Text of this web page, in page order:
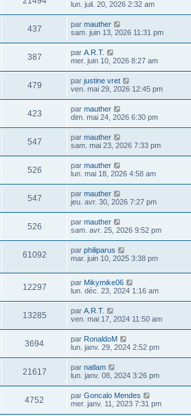
lun. juil. 20, 2026 2:32 am
437 par mauther
sam. juin 13, 2026 11:31 pm
387 par A.R.T.
mer. juin 10, 2026 8:27 am
479 par justine vret
ven. mai 29, 2026 12:45 pm
423 par mauther
dim. mai 24, 2026 6:30 pm
547 par mauther
sam. mai 23, 2026 7:33 pm
526 par mauther
lun. mai 18, 2026 4:58 am
547 par mauther
jeu. avr. 30, 2026 7:27 pm
526 par mauther
sam. avr. 25, 2026 9:52 pm
61092 par philiparus
mar. juin 10, 2025 3:38 pm
12297 par Mikymike06
lun. déc. 23, 2024 1:16 am
13285 par A.R.T.
ven. mai 17, 2024 11:50 am
3694 par RonaldoM
lun. janv. 29, 2024 2:52 pm
21617 par natlam
lun. janv. 08, 2024 3:26 pm
4752 par Goncalo Mendes
mer. janv. 11, 2023 7:31 pm